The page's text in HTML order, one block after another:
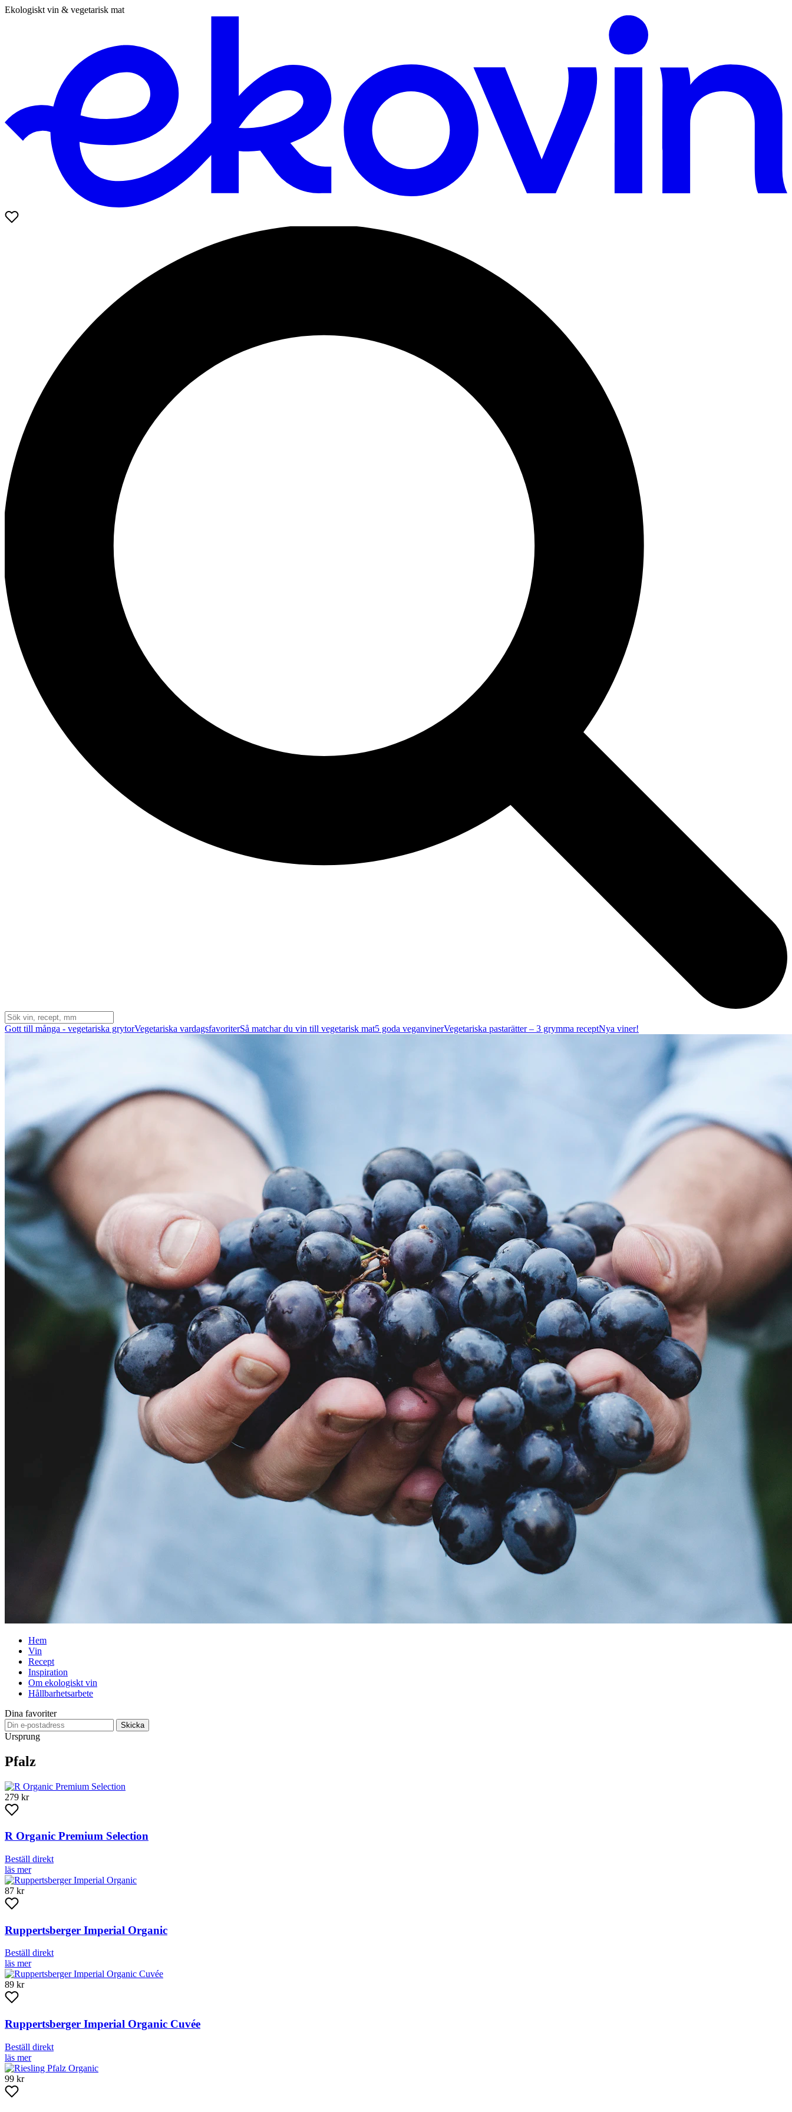
Ekologiskt vin & vegetarisk mat
Gott till många - vegetariska grytorVegetariska vardagsfavoriterSå matchar du vin till vegetarisk mat5 goda veganvinerVegetariska pastarätter – 3 grymma receptNya viner!
Hem
Vin
Recept
Inspiration
Om ekologiskt vin
Hållbarhetsarbete
Dina favoriter
Skicka
Ursprung
Pfalz
279 kr
R Organic Premium Selection
Beställ direkt
läs mer
87 kr
Ruppertsberger Imperial Organic
Beställ direkt
läs mer
89 kr
Ruppertsberger Imperial Organic Cuvée
Beställ direkt
läs mer
99 kr